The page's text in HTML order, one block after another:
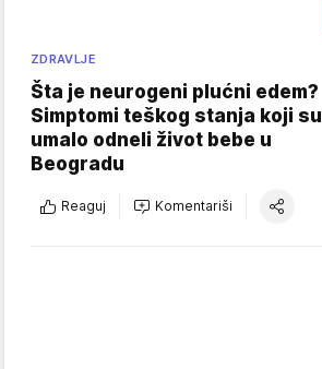
ZDRAVLJE
Šta je neurogeni plućni edem?
Simptomi teškog stanja koji su
umalo odneli život bebe u
Beogradu
Reaguj Komentariši